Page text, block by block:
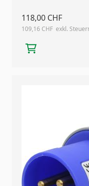
118,00 CHF
109,16 CHF